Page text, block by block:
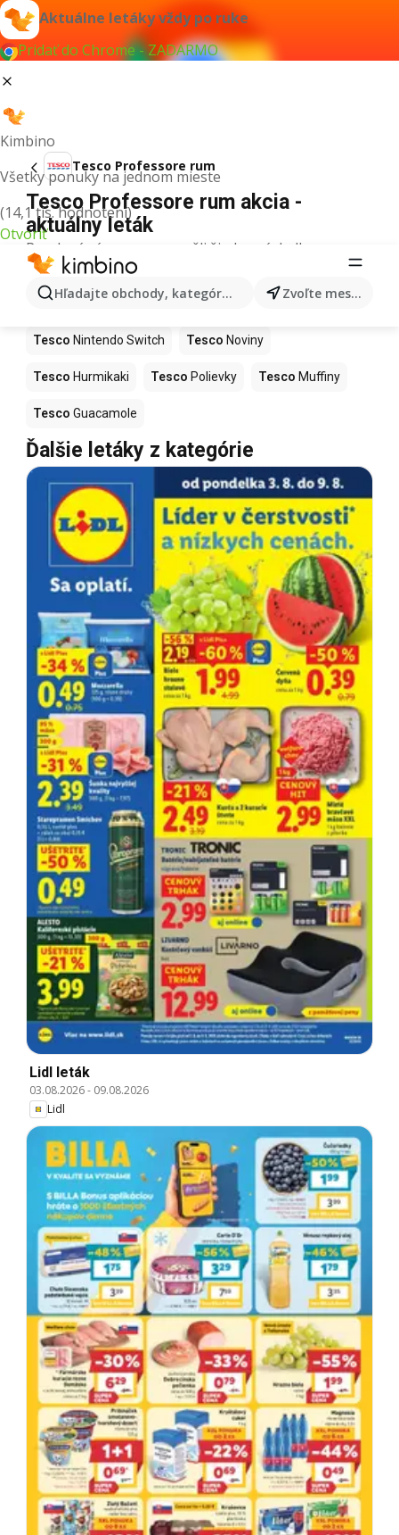
Aktuálne letáky vždy po ruke
Pridať do Chrome - ZADARMO
Kimbino
Všetky ponuky na jednom mieste
(14,1 tis. hodnotení)
Otvoriť
Hľadajte obchody, kategórie, produkty... Zvoľte mesto
Tesco Professore rum
Tesco Professore rum akcia -
aktuálny leták
Pre daný výraz sme nenašli žiadne výsledky.
Ďalšie produkty v obchodoch Tesco
Tesco Kapor Tesco Ashwagandha
Tesco Nintendo Switch Tesco Noviny
Tesco Hurmikaki Tesco Polievky Tesco Muffiny
Tesco Guacamole
Ďalšie letáky z kategórie
Lidl leták
03.08.2026- 09.08.2026
Lidl